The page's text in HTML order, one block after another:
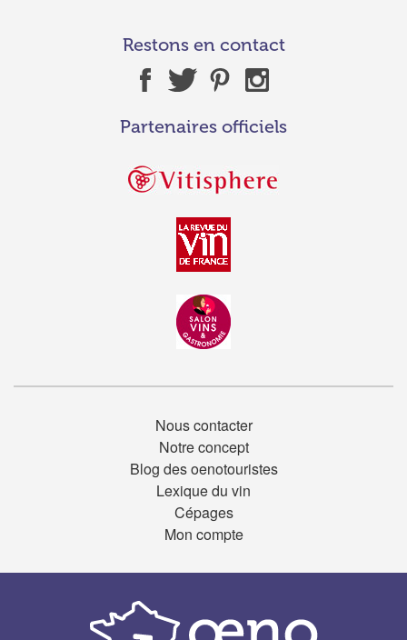
Restons en contact
Partenaires officiels
Nous contacter
Notre concept
Blog des oenotouristes
Lexique du vin
Cépages
Mon compte